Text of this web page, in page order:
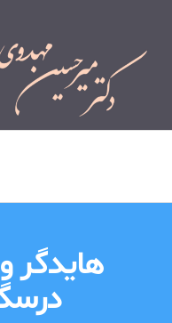
وبسایت
هایدگر